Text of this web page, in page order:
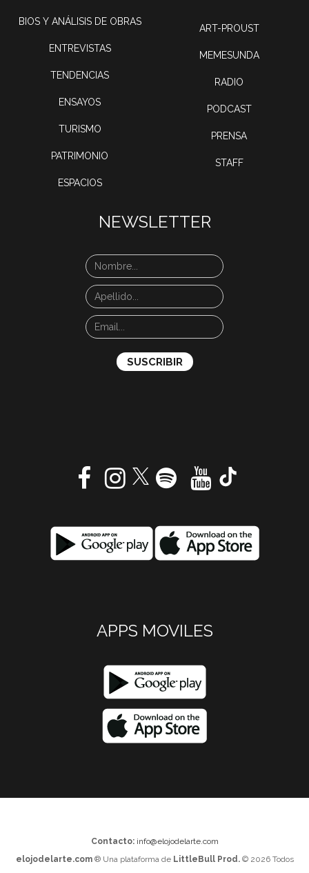
BIOS Y ANÁLISIS DE OBRAS
ENTREVISTAS
TENDENCIAS
ENSAYOS
TURISMO
PATRIMONIO
ESPACIOS
ART-PROUST
MEMESUNDA
RADIO
PODCAST
PRENSA
STAFF
NEWSLETTER
APPS MOVILES
Contacto: info@elojodelarte.com
elojodelarte.com® Una plataforma de LittleBull Prod.© 2026 Todos